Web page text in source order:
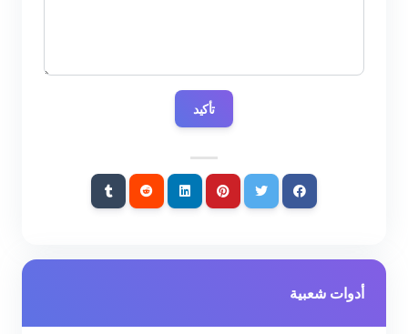
تأكيد
أدوات شعبية